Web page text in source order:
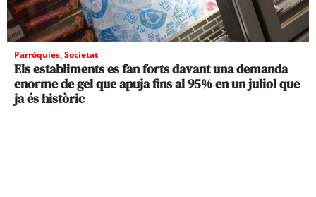
Parròquies,Societat
Els establiments es fan forts davant una demanda
enorme de gel que apuja fins al 95% en un juliol que
ja és històric